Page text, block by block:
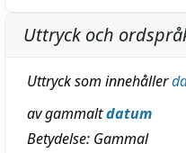
Uttryck och
Uttryck som innehåller
av gammaltdatum
Betydelse: Gammal